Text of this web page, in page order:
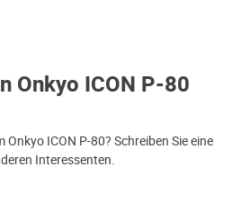
Onkyo ICON P-80
ICON P-80? Schreiben Sie eine
Interessenten.